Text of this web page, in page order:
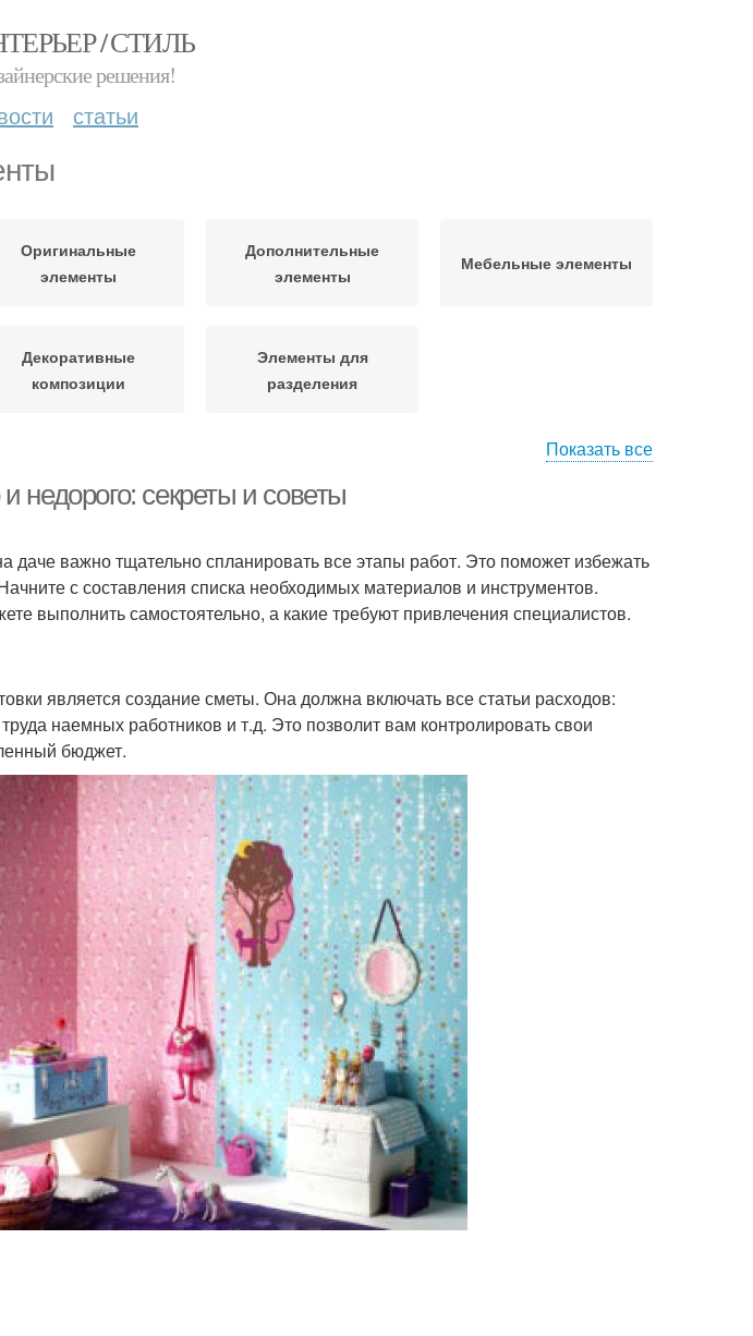
/ СТИЛЬ
решения!
статьи
Оригинальные
элементы
Дополнительные
элементы
Мебельные элементы
Декоративные
композиции
Элементы для
разделения
Показать все
недорого: секреты и советы
даче важно тщательно спланировать все этапы работ. Это поможет избежать
с составления списка необходимых материалов и инструментов.
выполнить самостоятельно, а какие требуют привлечения специалистов.
является создание сметы. Она должна включать все статьи расходов:
наемных работников и т.д. Это позволит вам контролировать свои
бюджет.